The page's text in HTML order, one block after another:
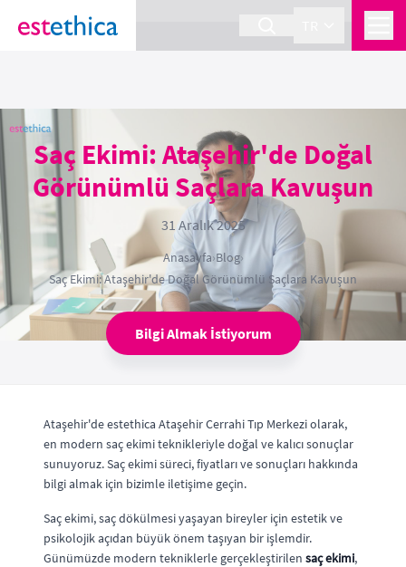
section Service {
Saç Ekimi: Ataşehir'de Doğal
Görünümlü Saçlara Kavuşun
31 Aralık 2025
Anasayfa›Blog›
Saç Ekimi: Ataşehir'de Doğal Görünümlü Saçlara Kavuşun
Bilgi Almak İstiyorum
Ataşehir'de estethica Ataşehir Cerrahi Tıp Merkezi olarak,
en modern saç ekimi teknikleriyle doğal ve kalıcı sonuçlar
sunuyoruz. Saç ekimi süreci, fiyatları ve sonuçları hakkında
bilgi almak için bizimle iletişime geçin.
Saç ekimi, saç dökülmesi yaşayan bireyler için estetik ve
psikolojik açıdan büyük önem taşıyan bir işlemdir.
Günümüzde modern tekniklerle gerçekleştirilen saç ekimi,